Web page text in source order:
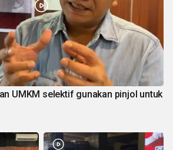
UMKM selektif gunakan pinjol untuk